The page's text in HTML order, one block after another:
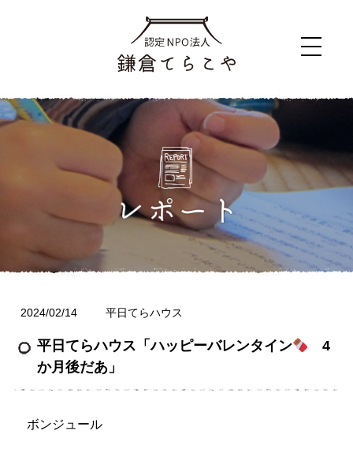
2024/02/14 平日てらハウス
平日てらハウス「ハッピーバレンタイン
4
か月後だあ」
ボンジュール